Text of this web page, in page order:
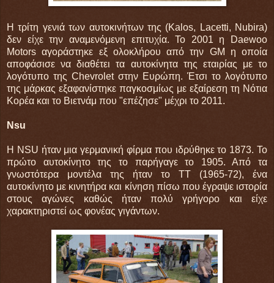
Η τρίτη γενιά των αυτοκινήτων της (Kalos, Lacetti, Nubira)
δεν είχε την αναμενόμενη επιτυχία. Το 2001 η Daewoo
Motors αγοράστηκε εξ ολοκλήρου από την GM η οποία
αποφάσισε να διαθέτει τα αυτοκίνητα της εταιρίας με το
λογότυπο της Chevrolet στην Ευρώπη. Έτσι το λογότυπο
της μάρκας εξαφανίστηκε παγκοσμίως με εξαίρεση τη Νότια
Κορέα και το Βιετνάμ που "επέζησε" μέχρι το 2011.
Nsu
H NSU ήταν μια γερμανική φίρμα που ιδρύθηκε το 1873. Το
πρώτο αυτοκίνητο της το παρήγαγε το 1905. Από τα
γνωστότερα μοντέλα της ήταν το TT (1965-72), ένα
αυτοκίνητο με κινητήρα και κίνηση πίσω που έγραψε ιστορία
στους αγώνες καθώς ήταν πολύ γρήγορο και είχε
χαρακτηριστεί ως φονέας γιγάντων.